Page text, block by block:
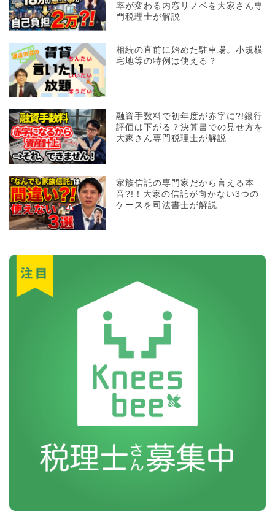
率が変わる内窓リノベを大家さん専
門税理士が解説
相続の直前に始めた駐車場。小規模
宅地等の特例は使える？
融資手数料で初年度が赤字に?!銀行
評価は下がる？決算書での見せ方を
大家さん専門税理士が解説
家族信託の専門家だから言える本
音?!！大家の信託が向かない3つの
ケースを司法書士が解説